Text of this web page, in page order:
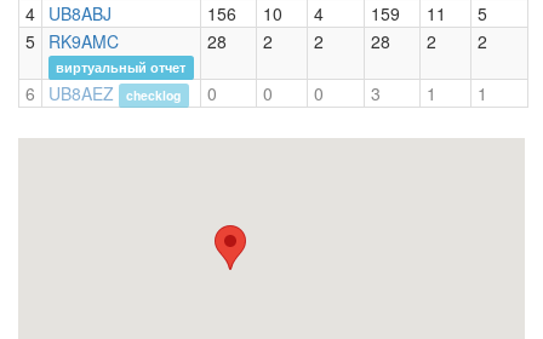
4 UB8ABJ 156 10 4 159 11
5
5 RK9AMC
виртуальный отчет
28 2 2 28 2 2
6 UB8AEZ checklog 0 0 0 3 1 1